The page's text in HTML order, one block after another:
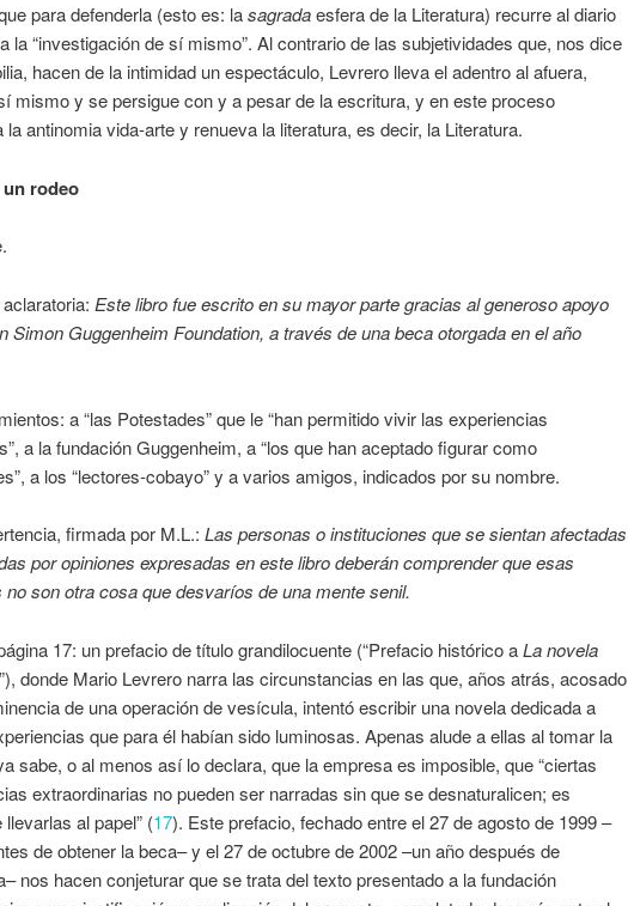
para defenderla (esto es: lasagradaesfera de la Literatura) recurre al diario
la “investigación de sí mismo”. Al contrario de las subjetividades que, nos dice
hacen de la intimidad un espectáculo, Levrero lleva el adentro al afuera,
mismo y se persigue con y a pesar de la escritura, y en este proceso
la antinomia vida-arte y renueva la literatura, es decir, la Literatura.
rodeo
Este libro fue escrito en su mayor parte gracias al generoso apoyo
Simon Guggenheim Foundation, a través de una beca otorgada en el año
a “las Potestades” que le “han permitido vivir las experiencias
a la fundación Guggenheim, a “los que han aceptado figurar como
a los “lectores-cobayo” y a varios amigos, indicados por su nombre.
firmada por M.L.: Las personas o instituciones que se sientan afectadas
por opiniones expresadas en este libro deberán comprender que esas
no son otra cosa que desvaríos de una mente senil.
17: un prefacio de título grandilocuente (“Prefacio histórico aLa novela
donde Mario Levrero narra las circunstancias en las que, años atrás, acosado
de una operación de vesícula, intentó escribir una novela dedicada a
que para él habían sido luminosas. Apenas alude a ellas al tomar la
sabe, o al menos así lo declara, que la empresa es imposible, que “ciertas
extraordinarias no pueden ser narradas sin que se desnaturalicen; es
llevarlas al papel” (17). Este prefacio, fechado entre el 27 de agosto de 1999 –
de obtener la beca– y el 27 de octubre de 2002 –un año después de
nos hacen conjeturar que se trata del texto presentado a la fundación